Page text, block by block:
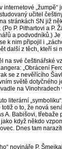
„žumpě“
učitel
stránkách SN již
P. Pithartovi a P.
a podvodníků.)
k nim připojil i
další z těch, kteří
na své češtinářské
„Obrácení
se z nevěřícího
světě dotyčného
na Vinohradech
literární
o to, že nová
A. Babišovi, třebaže
když někdo
Dnes tam
novináře P.